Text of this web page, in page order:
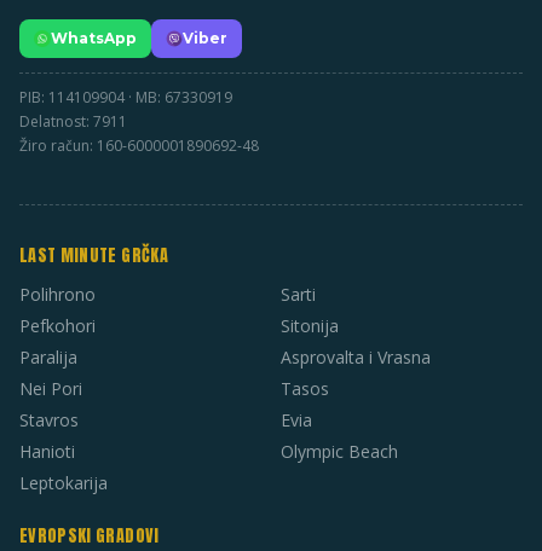
WhatsApp Viber
PIB: 114109904 · MB: 67330919
Delatnost: 7911
Žiro račun: 160-6000001890692-48
LAST MINUTE GRČKA
Polihrono
Pefkohori
Paralija
Nei Pori
Stavros
Hanioti
Leptokarija
Sarti
Sitonija
Asprovalta i Vrasna
Tasos
Evia
Olympic Beach
EVROPSKI GRADOVI